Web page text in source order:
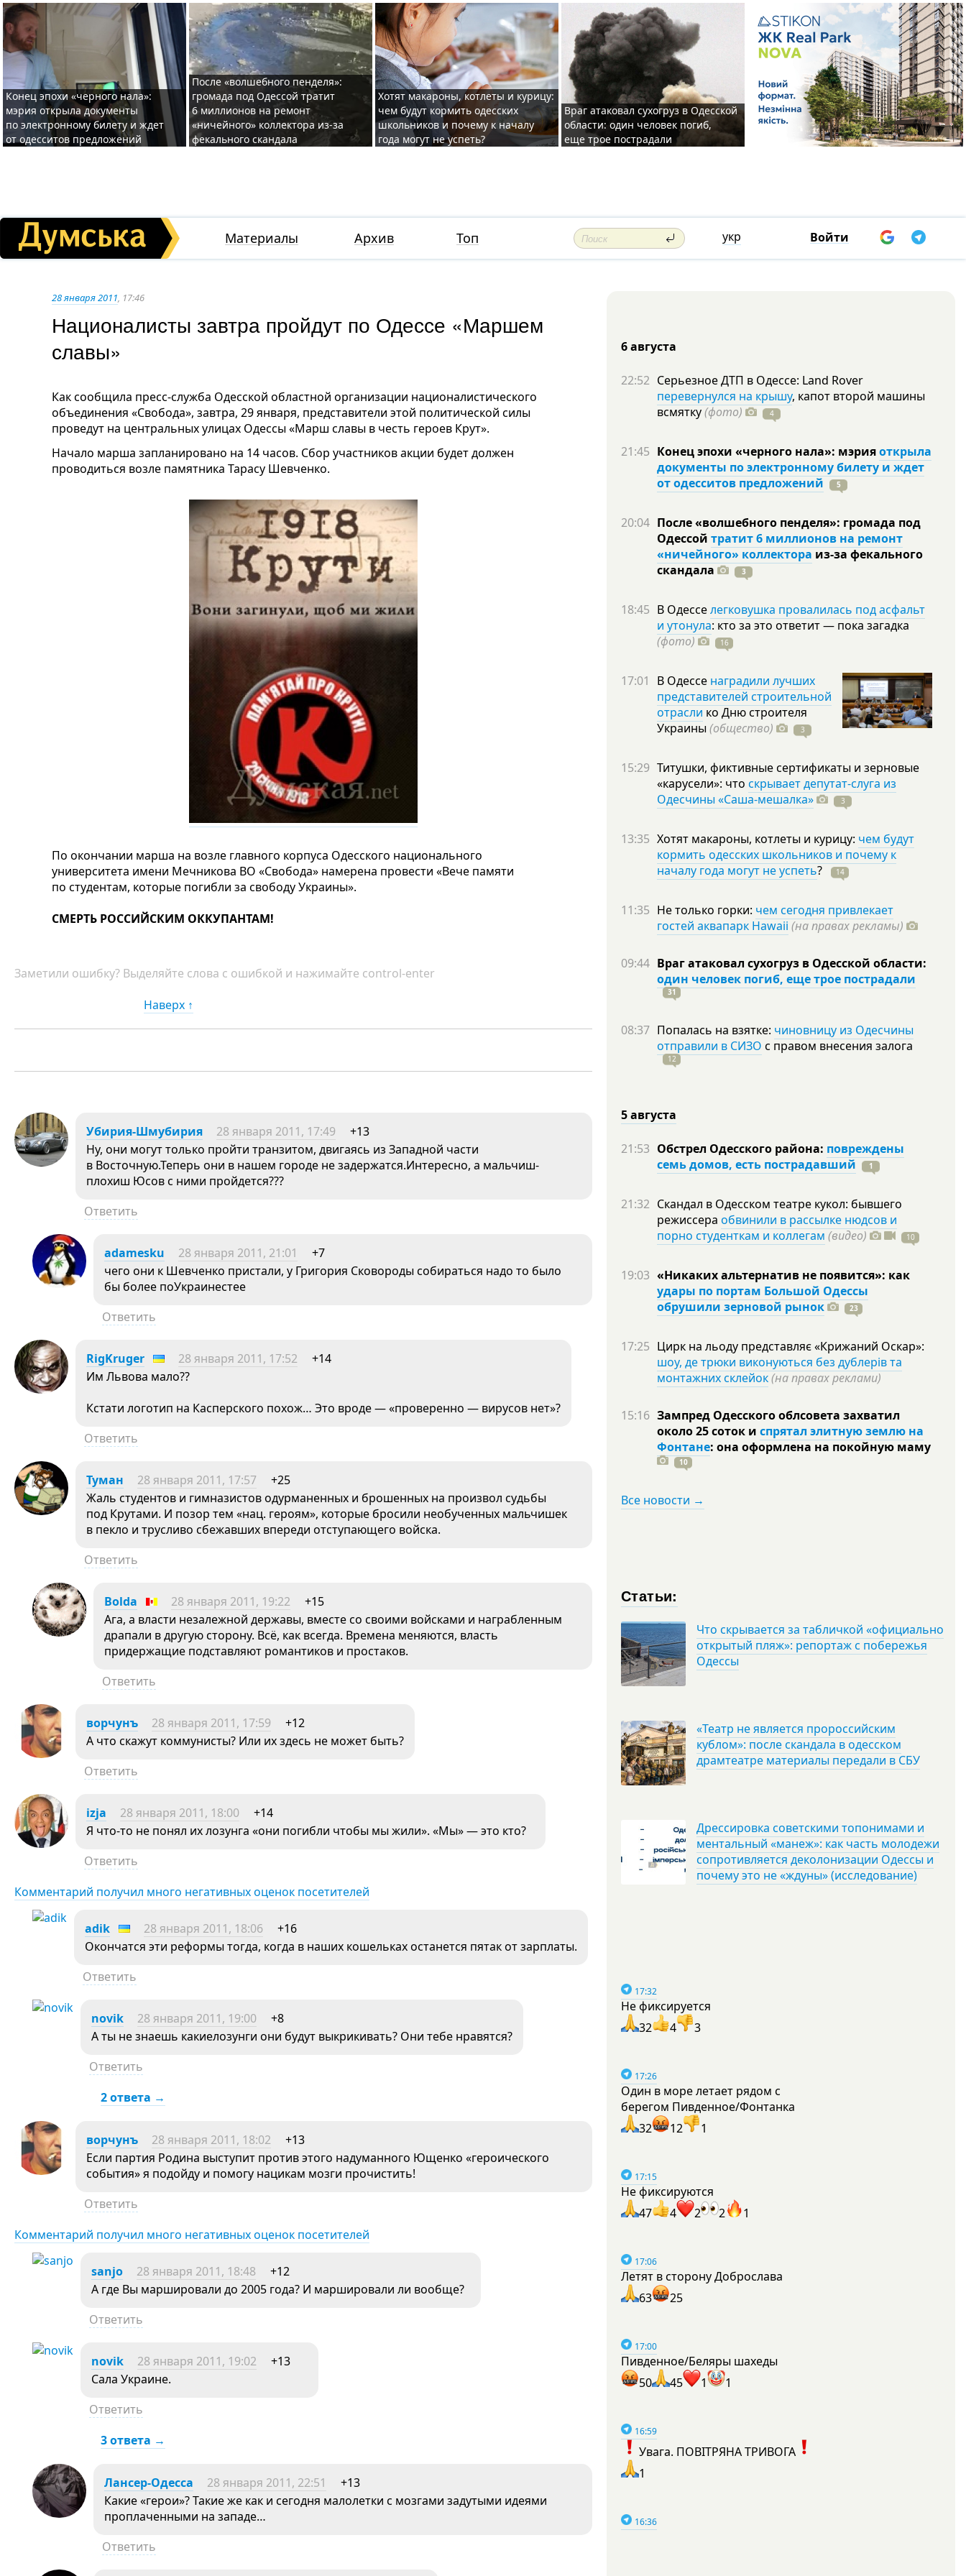
Конец эпохи «черного нала»:
мэрия открыла документы
по электронному билету и ждет
от одесситов предложений
После «волшебного пенделя»:
громада под Одессой тратит
6 миллионов на ремонт
«ничейного» коллектора из-за
фекального скандала
Хотят макароны, котлеты и курицу:
чем будут кормить одесских
школьников и почему к началу
года могут не успеть?
Враг атаковал сухогруз в Одесской
области: один человек погиб,
еще трое пострадали
Материалы Архив Топ укр Войти
28 января 2011, 17:46
Националисты завтра пройдут по Одессе «Маршем
славы»
Как сообщила пресс-служба Одесской областной организации националистического
объединения «Свобода», завтра, 29 января, представители этой политической силы
проведут на центральных улицах Одессы «Марш славы в честь героев Крут».
Начало марша запланировано на 14 часов. Сбор участников акции будет должен
проводиться возле памятника Тарасу Шевченко.
По окончании марша на возле главного корпуса Одесского национального
университета имени Мечникова ВО «Свобода» намерена провести «Вече памяти
по студентам, которые погибли за свободу Украины».
СМЕРТЬ РОССИЙСКИМ ОККУПАНТАМ!
Заметили ошибку? Выделяйте слова с ошибкой и нажимайте control-enter
Наверх ↑
Убирия-Шмубирия 28 января 2011, 17:49
+13
Ну, они могут только пройти транзитом, двигаясь из Западной части
в Восточную.Теперь они в нашем городе не задержатся.Интересно, а мальчиш-
плохиш Юсов с ними пройдется???
Ответить
adamesku 28 января 2011, 21:01
+7
чего они к Шевченко пристали, у Григория Сковороды собираться надо то было
бы более поУкраинестее
Ответить
RigKruger 28 января 2011, 17:52
+14
Им Львова мало??
Кстати логотип на Касперского похож… Это вроде — «проверенно — вирусов нет»?
Ответить
Туман 28 января 2011, 17:57
+25
Жаль студентов и гимназистов одурманенных и брошенных на произвол судьбы
под Крутами. И позор тем «нац. героям», которые бросили необученных мальчишек
в пекло и трусливо сбежавших впереди отступающего войска.
Ответить
Bolda 28 января 2011, 19:22
+15
Ага, а власти незалежной державы, вместе со своими войсками и награбленным
драпали в другую сторону. Всё, как всегда. Времена меняются, власть
придержащие подставляют романтиков и простаков.
Ответить
ворчунъ 28 января 2011, 17:59
+12
А что скажут коммунисты? Или их здесь не может быть?
Ответить
izja 28 января 2011, 18:00
+14
Я что-то не понял их лозунга «они погибли чтобы мы жили». «Мы» — это кто?
Ответить
Комментарий получил много негативных оценок посетителей
adik 28 января 2011, 18:06
+16
Окончатся эти реформы тогда, когда в наших кошельках останется пятак от зарплаты.
Ответить
novik 28 января 2011, 19:00
+8
А ты не знаешь какиелозунги они будут выкрикивать? Они тебе нравятся?
Ответить
2 ответа →
ворчунъ 28 января 2011, 18:02
+13
Если партия Родина выступит против этого надуманного Ющенко «героического
события» я подойду и помогу нацикам мозги прочистить!
Ответить
Комментарий получил много негативных оценок посетителей
sanjo 28 января 2011, 18:48
+12
А где Вы маршировали до 2005 года? И маршировали ли вообще?
Ответить
novik 28 января 2011, 19:02
+13
Сала Украине.
Ответить
3 ответа →
Лансер-Одесса 28 января 2011, 22:51
+13
Какие «герои»? Такие же как и сегодня малолетки с мозгами задутыми идеями
проплаченными на западе…
Ответить
6 августа
22:52 Серьезное ДТП в Одессе: Land Rover
перевернулся на крышу, капот второй машины
всмятку(фото) 4
21:45 Конец эпохи «черного нала»: мэрияоткрыла
документы по электронному билету и ждет
от одесситов предложений
5
20:04 После «волшебного пенделя»: громада под
Одессой тратит 6 миллионов на ремонт
«ничейного» коллектора из-за фекального
скандала
3
18:45 В Одесселегковушка провалилась под асфальт
и утонула: кто за это ответит — пока загадка
(фото)
16
17:01 В Одессе наградили лучших
представителей строительной
отрасли ко Дню строителя
Украины (общество) 3
15:29 Титушки, фиктивные сертификаты и зерновые
«карусели»: что скрывает депутат-слуга из
Одесчины «Саша-мешалка»
3
13:35 Хотят макароны, котлеты и курицу: чем будут
кормить одесских школьников и почему к
началу года могут не успеть? 14
11:35 Не только горки: чем сегодня привлекает
гостей аквапарк Hawaii (на правах рекламы)
09:44 Враг атаковал сухогруз в Одесской области:
один человек погиб, еще трое пострадали
31
08:37 Попалась на взятке: чиновницу из Одесчины
отправили в СИЗО с правом внесения залога
12
5 августа
21:53 Обстрел Одесского района: повреждены
семь домов, есть пострадавший
1
21:32 Скандал в Одесском театре кукол: бывшего
режиссера обвинили в рассылке нюдсов и
порно студенткам и коллегам (видео) 10
19:03 «Никаких альтернатив не появится»: как
удары по портам Большой Одессы
обрушили зерновой рынок
23
17:25 Цирк на льоду представляє «Крижаний Оскар»:
шоу, де трюки виконуються без дублерів та
монтажних склейок(на правах реклами)
15:16 Зампред Одесского облсовета захватил
около 25 соток и спрятал элитную землю на
Фонтане: она оформлена на покойную маму
10
Все новости →
Статьи:
Что скрывается за табличкой «официально
открытый пляж»: репортаж с побережья
Одессы
«Театр не является пророссийским
кублом»: после скандала в одесском
драмтеатре материалы передали в СБУ
Дрессировка советскими топонимами и
ментальный «манеж»: как часть молодежи
сопротивляется деколонизации Одессы и
почему это не «ждуны» (исследование)
17:32
Не фиксируется
32
4 3
17:26
Один в море летает рядом с
берегом Пивденное/Фонтанка
32
12 1
17:15
Не фиксируются
47
4 2 2 1
17:06
Летят в сторону Доброслава
63
25
17:00
Пивденное/Беляры шахеды
50
45 1 1
16:59
Увага. ПОВІТРЯНА ТРИВОГА
1
16:36